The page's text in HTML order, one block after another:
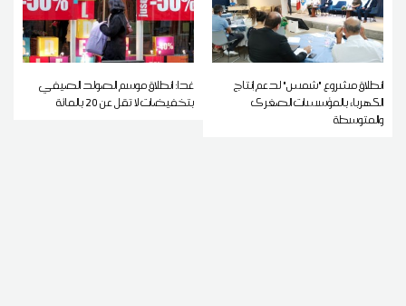
انطلاق مشروع "شمس" لدعم إنتاج
الكهرباء بالمؤسسات الصغرى
والمتوسطة
غدا: انطلاق موسم الصولد الصيفي
بتخفيضات لا تقل عن 20 بالمائة